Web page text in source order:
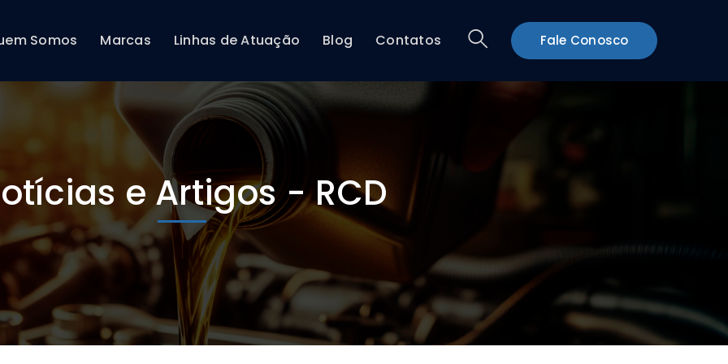
Fale Conosco
Somos Marcas Linhas de Atuação Blog Contatos
e Artigos - RCD